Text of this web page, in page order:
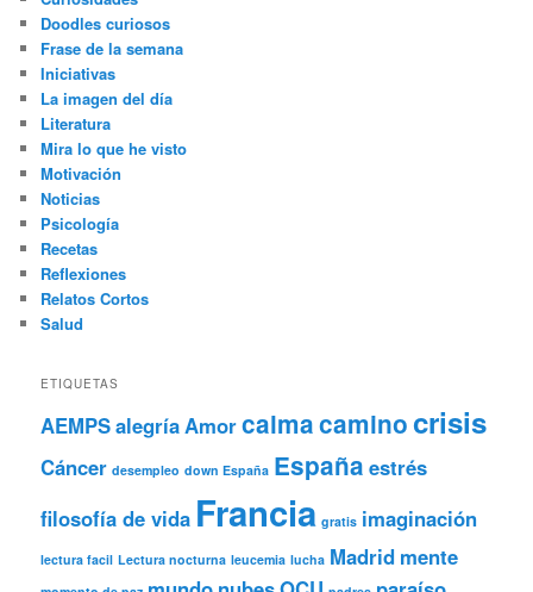
Doodles curiosos
Frase de la semana
Iniciativas
La imagen del día
Literatura
Mira lo que he visto
Motivación
Noticias
Psicología
Recetas
Reflexiones
Relatos Cortos
Salud
ETIQUETAS
AEMPSalegría Amorcalmacaminocrisis
Cáncer desempleo down España España estrés
filosofía de vida Francia gratis imaginación
lectura facil Lectura nocturna leucemia lucha Madrid mente